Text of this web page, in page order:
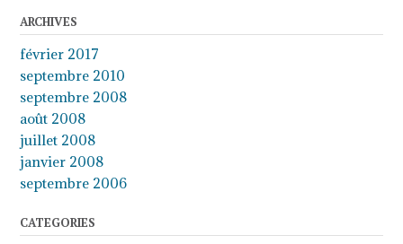
ARCHIVES
février 2017
septembre 2010
septembre 2008
août 2008
juillet 2008
janvier 2008
septembre 2006
CATEGORIES